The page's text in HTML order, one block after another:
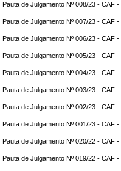
Pauta de Julgamento Nº 008/23 - CAF
Pauta de Julgamento Nº 007/23 - CAF
Pauta de Julgamento Nº 006/23 - CAF
Pauta de Julgamento Nº 005/23 - CAF
Pauta de Julgamento Nº 004/23 - CAF -
Pauta de Julgamento Nº 003/23 - CAF
Pauta de Julgamento Nº 002/23 - CAF
Pauta de Julgamento Nº 001/23 - CAF
Pauta de Julgamento Nº 020/22 - CAF
Pauta de Julgamento Nº 019/22 - CAF